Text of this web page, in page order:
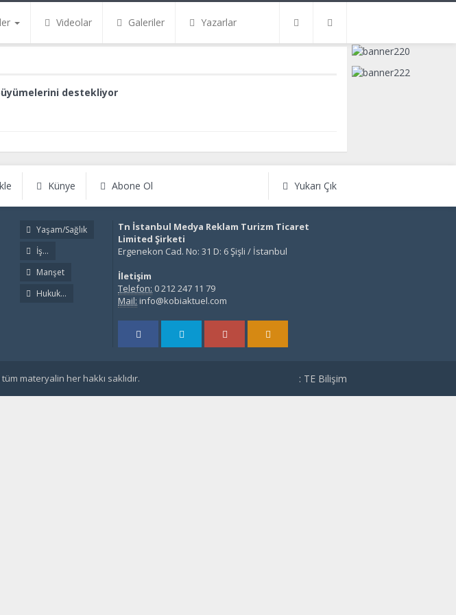
Videolar Galeriler Yazarlar
destekliyor
Künye Abone Ol Yukarı Çık
Yaşam/Sağlık
İş...
Manşet
Hukuk...
Tn İstanbul Medya Reklam Turizm Ticaret
Limited Şirketi
Ergenekon Cad. No: 31 D: 6 Şişli / İstanbul
İletişim
Telefon: 0 212 247 11 79
Mail: info@kobiaktuel.com
materyalin her hakkı saklıdır. : TE Bilişim